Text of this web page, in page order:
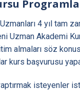
4 yıl tam
Uzman Akademi
almaları söz
kurs başvurusu
isteyenler